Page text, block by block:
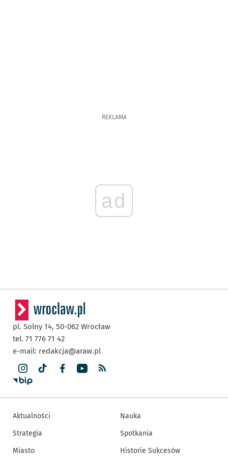
REKLAMA
ad
pl. Solny 14, 50-062 Wrocław
tel. 71 776 71 42
e-mail: redakcja@araw.pl
Aktualności
Strategia
Miasto
Nauka
Spotkania
Historie Sukcesów